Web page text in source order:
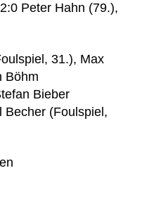
Peter Hahn (79.),
31.), Max
Böhm
Bieber
Becher (Foulspiel,